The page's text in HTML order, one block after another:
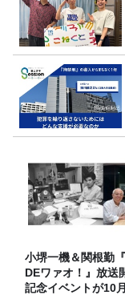
小堺一機＆関根勤
DEワァオ！』放送
記念イベントが10